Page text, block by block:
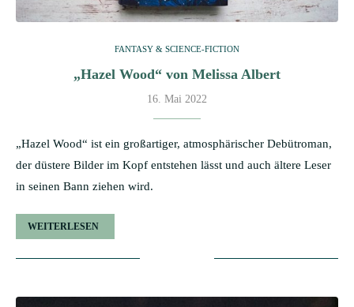
FANTASY & SCIENCE-FICTION
„Hazel Wood“ von Melissa Albert
16. Mai 2022
„Hazel Wood“ ist ein großartiger, atmosphärischer Debütroman,
der düstere Bilder im Kopf entstehen lässt und auch ältere Leser
in seinen Bann ziehen wird.
WEITERLESEN